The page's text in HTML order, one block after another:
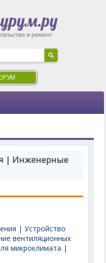
| Инженерные
|Устройство
вентиляционных
микроклимата |